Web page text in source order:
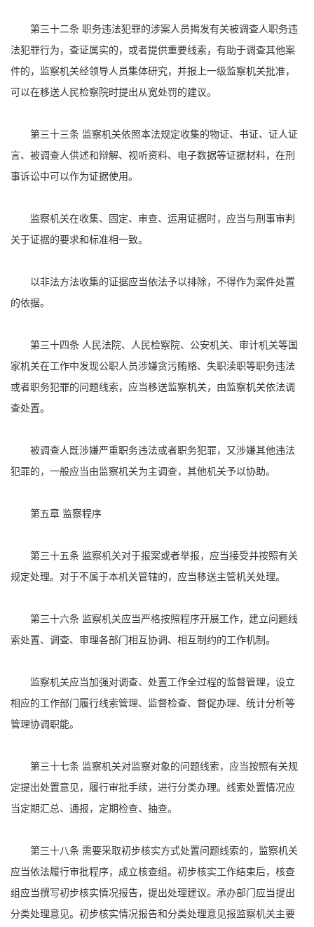
第三十二条 职务违法犯罪的涉案人员揭发有关被调查人职务违
法犯罪行为，查证属实的，或者提供重要线索，有助于调查其他案
件的，监察机关经领导人员集体研究，并报上一级监察机关批准，
可以在移送人民检察院时提出从宽处罚的建议。
第三十三条 监察机关依照本法规定收集的物证、书证、证人证
言、被调查人供述和辩解、视听资料、电子数据等证据材料，在刑
事诉讼中可以作为证据使用。
监察机关在收集、固定、审查、运用证据时，应当与刑事审判
关于证据的要求和标准相一致。
以非法方法收集的证据应当依法予以排除，不得作为案件处置
的依据。
第三十四条 人民法院、人民检察院、公安机关、审计机关等国
家机关在工作中发现公职人员涉嫌贪污贿赂、失职渎职等职务违法
或者职务犯罪的问题线索，应当移送监察机关，由监察机关依法调
查处置。
被调查人既涉嫌严重职务违法或者职务犯罪，又涉嫌其他违法
犯罪的，一般应当由监察机关为主调查，其他机关予以协助。
第五章 监察程序
第三十五条 监察机关对于报案或者举报，应当接受并按照有关
规定处理。对于不属于本机关管辖的，应当移送主管机关处理。
第三十六条 监察机关应当严格按照程序开展工作，建立问题线
索处置、调查、审理各部门相互协调、相互制约的工作机制。
监察机关应当加强对调查、处置工作全过程的监督管理，设立
相应的工作部门履行线索管理、监督检查、督促办理、统计分析等
管理协调职能。
第三十七条 监察机关对监察对象的问题线索，应当按照有关规
定提出处置意见，履行审批手续，进行分类办理。线索处置情况应
当定期汇总、通报，定期检查、抽查。
第三十八条 需要采取初步核实方式处置问题线索的，监察机关
应当依法履行审批程序，成立核查组。初步核实工作结束后，核查
组应当撰写初步核实情况报告，提出处理建议。承办部门应当提出
分类处理意见。初步核实情况报告和分类处理意见报监察机关主要